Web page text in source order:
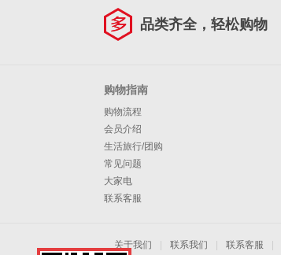
品类齐全，轻松购物
购物指南
购物流程
会员介绍
生活旅行/团购
常见问题
大家电
联系客服
关于我们 联系我们 联系客服